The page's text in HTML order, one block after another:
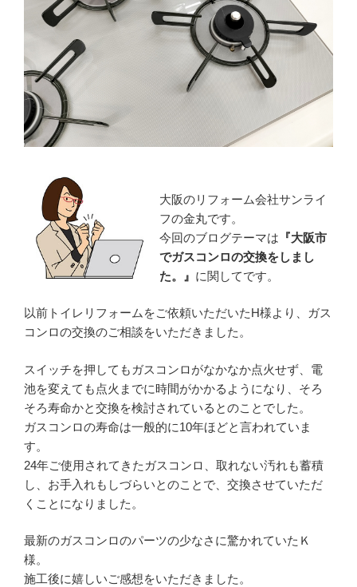
大阪のリフォーム会社サンライ
フの金丸です。
今回のブログテーマは 『大阪市
でガスコンロの交換をしまし
た。』 に関してです。
以前トイレリフォームをご依頼いただいたH様より、ガス
コンロの交換のご相談をいただきました。
スイッチを押してもガスコンロがなかなか点火せず、電
池を変えても点火までに時間がかかるようになり、そろ
そろ寿命かと交換を検討されているとのことでした。
ガスコンロの寿命は一般的に10年ほどと言われていま
す。
24年ご使用されてきたガスコンロ、取れない汚れも蓄積
し、お手入れもしづらいとのことで、交換させていただ
くことになりました。
最新のガスコンロのパーツの少なさに驚かれていたＫ
様。
施工後に嬉しいご感想をいただきました。